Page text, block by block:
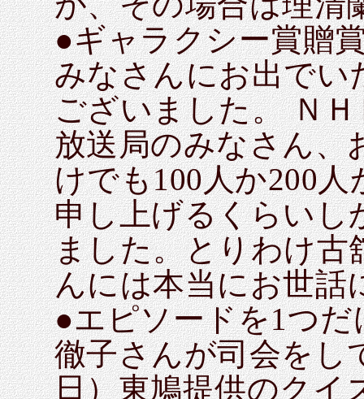
●ギャラクシー賞贈
みなさんにお出でい
ございました。 Ｎ
放送局のみなさん、
けでも100人か200
申し上げるくらいし
ました。とりわけ古
んには本当にお世話
●エピソードを1つだ
徹子さんが司会をし
日）東鳩提供のクイ